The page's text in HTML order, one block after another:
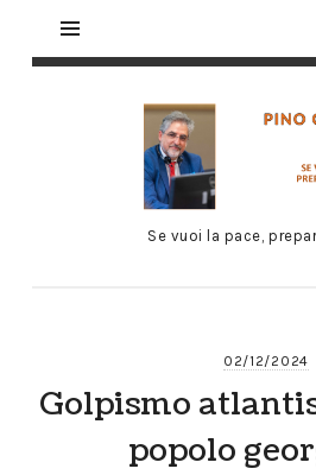
Se vuoi la pace,
02/12/2024
Golpismo
popolo